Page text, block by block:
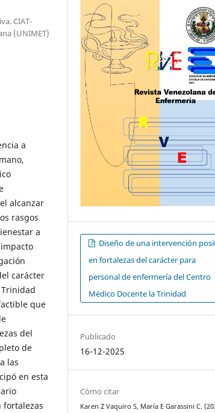
CIAT-
(UNIMET)
a
alcanzar
rasgos
a
carácter
que
del
de
las
en esta
fortalezas
Diseño de una intervención
en fortalezas del carácter para
personal de enfermería del Centro
Médico Docente la Trinidad
Publicado
16-12-2025
Cómo citar
Karen Z Vaquiro S, María E Garassini C.